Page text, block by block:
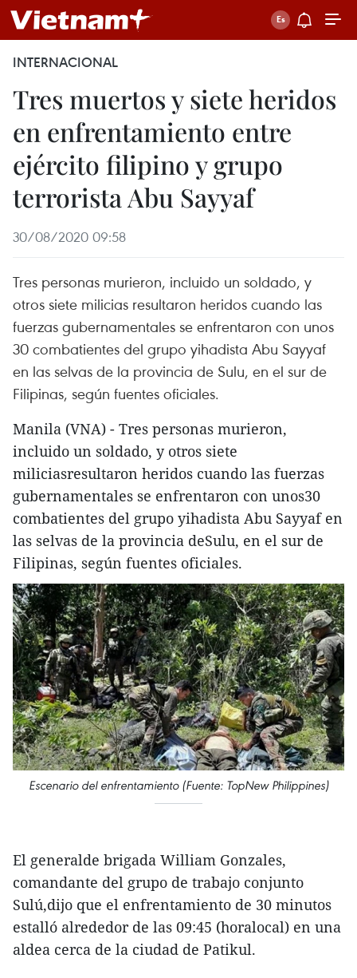
INTERNACIONAL
Tres muertos y siete heridos
en enfrentamiento entre
ejército filipino y grupo
terrorista Abu Sayyaf
30/08/2020 09:58
Tres personas murieron, incluido un soldado, y
otros siete milicias resultaron heridos cuando las
fuerzas gubernamentales se enfrentaron con unos
30 combatientes del grupo yihadista Abu Sayyaf
en las selvas de la provincia de Sulu, en el sur de
Filipinas, según fuentes oficiales.
Manila (VNA) - Tres personas murieron,
incluido un soldado, y otros siete
miliciasresultaron heridos cuando las fuerzas
gubernamentales se enfrentaron con unos30
combatientes del grupo yihadista Abu Sayyaf en
las selvas de la provincia deSulu, en el sur de
Filipinas, según fuentes oficiales.
Escenario del enfrentamiento (Fuente: TopNew Philippines)
El generalde brigada William Gonzales,
comandante del grupo de trabajo conjunto
Sulú,dijo que el enfrentamiento de 30 minutos
estalló alrededor de las 09:45 (horalocal) en una
aldea cerca de la ciudad de Patikul.